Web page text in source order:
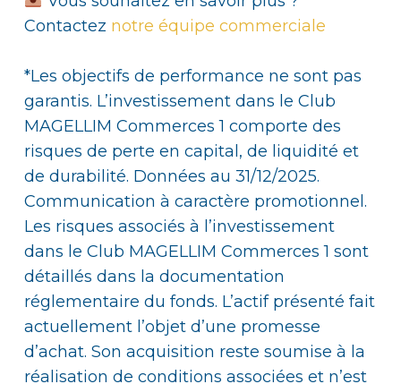
Contactez notre équipe commerciale
*Les objectifs de performance ne sont pas
garantis. L’investissement dans le Club
MAGELLIM Commerces 1 comporte des
risques de perte en capital, de liquidité et
de durabilité. Données au 31/12/2025.
Communication à caractère promotionnel.
Les risques associés à l’investissement
dans le Club MAGELLIM Commerces 1 sont
détaillés dans la documentation
réglementaire du fonds. L’actif présenté fait
actuellement l’objet d’une promesse
d’achat. Son acquisition reste soumise à la
réalisation de conditions associées et n’est